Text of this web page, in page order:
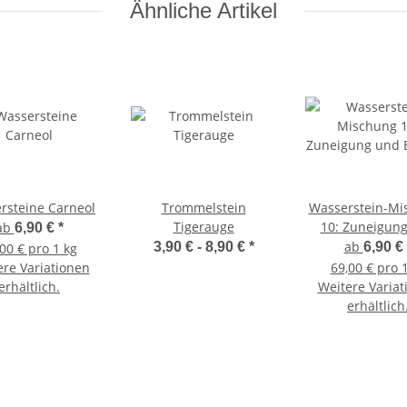
Ähnliche Artikel
Carneol
6,90 € *
€ pro 1 kg
Variationen
Trommelstein
Tigerauge
3,90 € - 8,90 € *
Wasserstein-
10:
Energie
ab 6,90 €
69,00 € pro
Weitere
erhältlich.